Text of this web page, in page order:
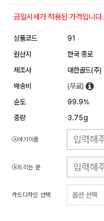
금일시세가 적용된 가격입니다.
상품코드
91
원산지
한국 종로
제조사
대한골드(주)
배송비
(무료)
순도
99.9%
중량
3.75g
ⓐ아기이름
ⓑ드리는 분
카드디자인 선택